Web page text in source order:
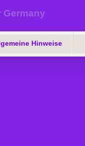
Germany
Hinweise